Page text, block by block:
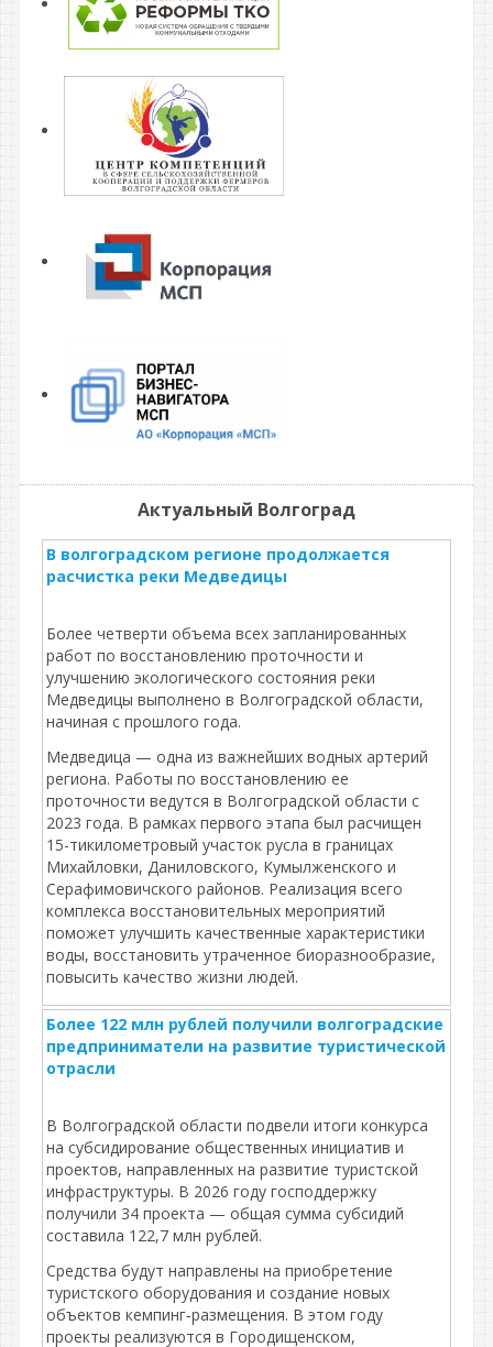
Актуальный Волгоград
В волгоградском регионе продолжается
расчистка реки Медведицы
Более четверти объема всех запланированных
работ по восстановлению проточности и
улучшению экологического состояния реки
Медведицы выполнено в Волгоградской области,
начиная с прошлого года.
Медведица — одна из важнейших водных артерий
региона. Работы по восстановлению ее
проточности ведутся в Волгоградской области с
2023 года. В рамках первого этапа был расчищен
15-тикилометровый участок русла в границах
Михайловки, Даниловского, Кумылженского и
Серафимовичского районов. Реализация всего
комплекса восстановительных мероприятий
поможет улучшить качественные характеристики
воды, восстановить утраченное биоразнообразие,
повысить качество жизни людей.
Более 122 млн рублей получили волгоградские
предприниматели на развитие туристической
отрасли
В Волгоградской области подвели итоги конкурса
на субсидирование общественных инициатив и
проектов, направленных на развитие туристской
инфраструктуры. В 2026 году господдержку
получили 34 проекта — общая сумма субсидий
составила 122,7 млн рублей.
Средства будут направлены на приобретение
туристского оборудования и создание новых
объектов кемпинг‑размещения. В этом году
проекты реализуются в Городищенском,